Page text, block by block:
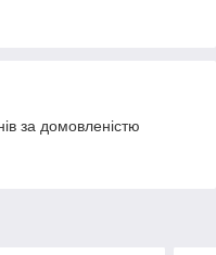
за домовленістю